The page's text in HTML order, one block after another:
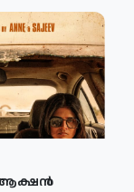
ആക്ഷൻ